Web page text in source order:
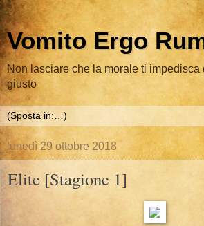
Vomito Ergo
Non lasciare che la morale ti impedisca
giusto
lunedì 29 ottobre 2018
Elite [Stagione 1]